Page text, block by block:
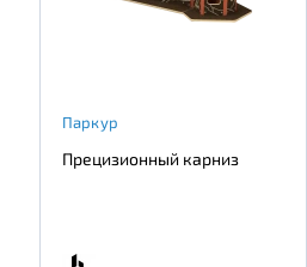
Паркур
Прецизионный карниз